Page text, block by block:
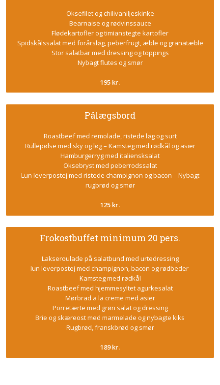
Oksefilet og chilivaniljeskinke
Bearnaise og rødvinssauce
Flødekartofler og timianstegte kartofler
Spidskålssalat med forårsløg, peberfrugt, æble og granatæble
Stor salatbar med dressing og toppings
Nybagt flutes og smør
195 kr.
Pålægsbord
Roastbeef med remolade, ristede løg og surt
Rullepølse med sky og løg – Kamsteg med rødkål og asier
Hamburgerryg med italiensksalat
Oksebryst med peberrodssalat
Lun leverpostej med ristede champignon og bacon – Nybagt
rugbrød og smør
125 kr.
Frokostbuffet minimum 20 pers.
Lakseroulade på salatbund med urtedressing
lun leverpostej med champignon, bacon og rødbeder
Kamsteg med rødkål
Roastbeef med hjemmesyltet agurkesalat
Mørbrad a la creme med asier
Porretærte med grøn salat og dressing
Brie og skæreost med marmelade og nybagte kiks
Rugbrød, franskbrød og smør​
189 kr.